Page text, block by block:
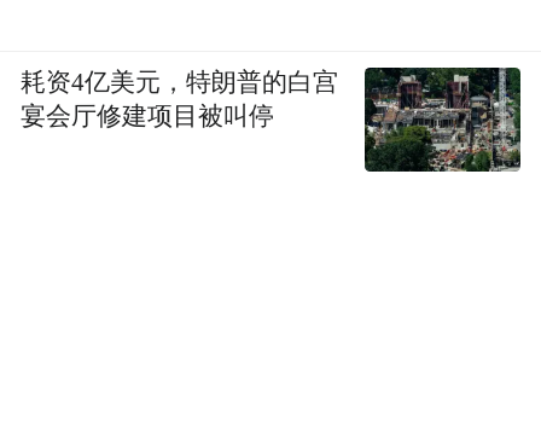
耗资4亿美元，特朗普的白宫
宴会厅修建项目被叫停